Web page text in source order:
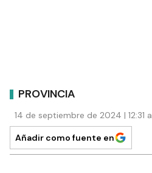
PROVINCIA
14 de septiembre de 2024 | 12:31
Añadir como fuente en